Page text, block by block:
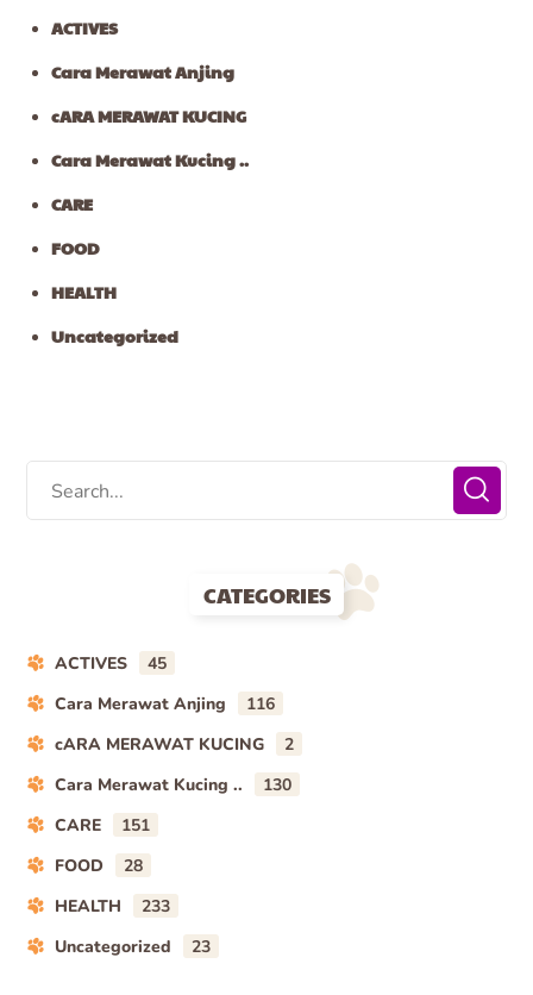
ACTIVES
Cara Merawat Anjing
cARA MERAWAT KUCING
Cara Merawat Kucing ..
CARE
FOOD
HEALTH
Uncategorized
CATEGORIES
ACTIVES
45
Cara Merawat Anjing
116
cARA MERAWAT KUCING
2
Cara Merawat Kucing ..
130
CARE
151
FOOD
28
HEALTH
233
Uncategorized
23